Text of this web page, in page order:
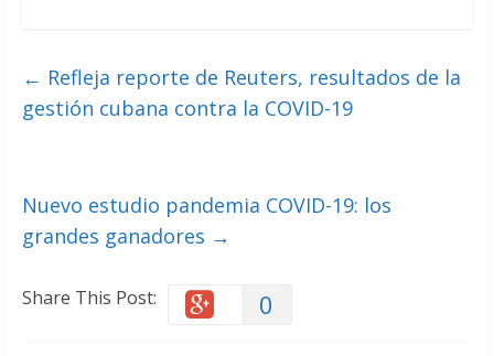
← Refleja reporte de Reuters, resultados de la
gestión cubana contra la COVID-19
Nuevo estudio pandemia COVID-19: los
grandes ganadores →
Share This Post: 0